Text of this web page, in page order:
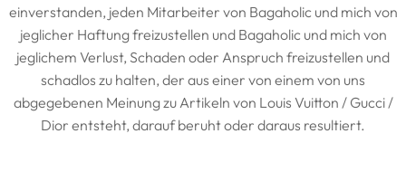
einverstanden, jeden Mitarbeiter von Bagaholic und mich von
jeglicher Haftung freizustellen und Bagaholic und mich von
jeglichem Verlust, Schaden oder Anspruch freizustellen und
schadlos zu halten, der aus einer von einem von uns
abgegebenen Meinung zu Artikeln von Louis Vuitton / Gucci /
Dior entsteht, darauf beruht oder daraus resultiert.